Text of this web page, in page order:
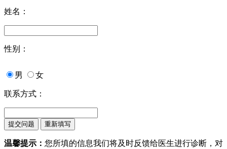
姓名：
性别：
男 女
联系方式：
温馨提示： 您所填的信息我们将及时反馈给医生进行诊断，对